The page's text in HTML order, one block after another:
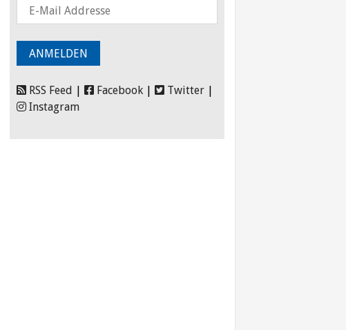
RSS Feed Facebook Twitter
Instagram